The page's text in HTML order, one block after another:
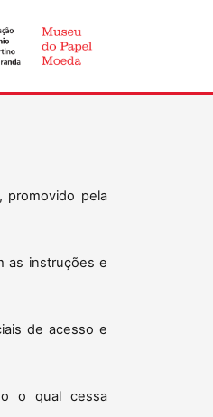
promovido pela
as instruções e
de acesso e
o qual cessa